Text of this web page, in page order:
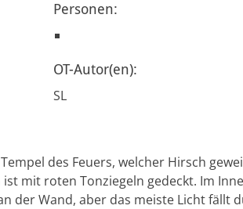
Personen:
OT-Autor(en):
SL
des Feuers, welcher Hirsch
mit roten Tonziegeln gedeckt. Im
der Wand, aber das meiste Licht fällt